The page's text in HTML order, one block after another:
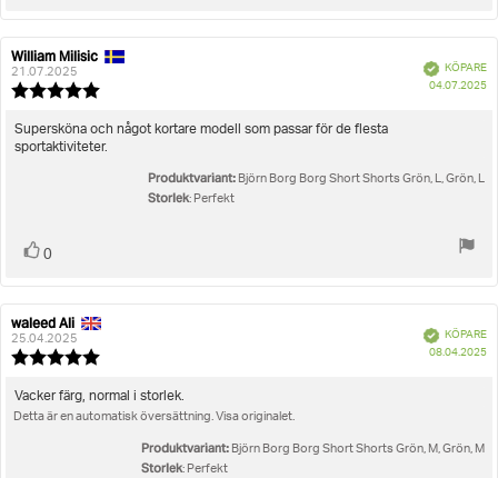
Recensionsförfattare:
William Milisic
21.07.2025
utav
5
BekräftadKÖPARE
04.07.2025
Recensionstext:
Supersköna och något kortare modell som passar för de flesta
sportaktiviteter.
Produktvariant: Björn Borg Borg Short Shorts Grön, L, Grön, L
Storlek: Perfekt
Rösta
0
Recensionsförfattare:
waleed Ali
25.04.2025
utav
BekräftadKÖPARE
08.04.2025
Recensionstext:
Vacker färg, normal i storlek.
Detta är en automatisk översättning. Visa originalet.
Produktvariant: Björn Borg Borg Short Shorts Grön, M, Grön, M
Storlek: Perfekt